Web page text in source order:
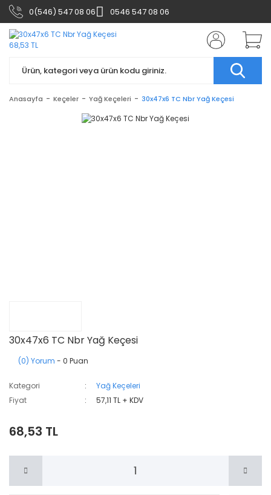
0(546) 547 08 06 0546 547 08 06
Anasayfa Keçeler Yağ Keçeleri 30x47x6 TC Nbr Yağ Keçesi
30x47x6 TC Nbr Yağ Keçesi
(0) Yorum - 0 Puan
Kategori
Yağ Keçeleri
Fiyat
57,11 TL + KDV
68,53 TL